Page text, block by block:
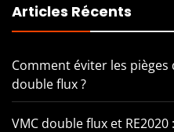
Articles Récents
Comment éviter les pièges
double flux ?
VMC double flux et